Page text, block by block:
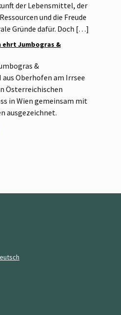
der Lebensmittel, der
und die Freude
Gründe dafür. Doch […]
Jumbogras &
&
Oberhofen am Irrsee
Österreichischen
in Wien gemeinsam mit
ausgezeichnet.